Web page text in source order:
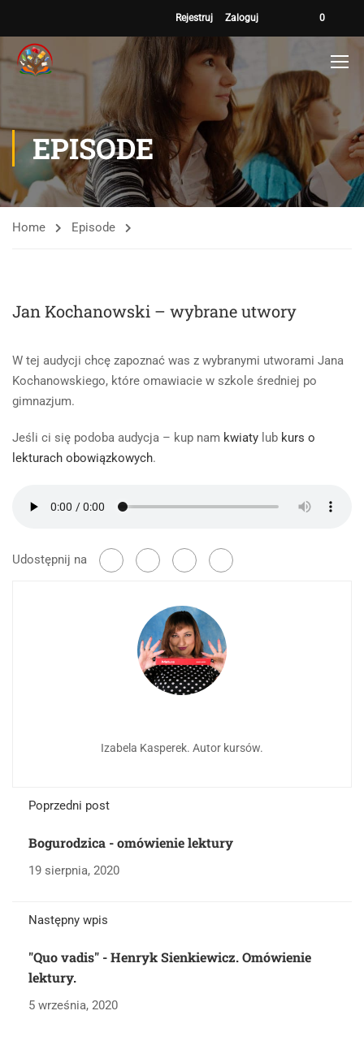
Rejestruj Zaloguj 0
EPISODE
Home Episode
Jan Kochanowski – wybrane utwory
W tej audycji chcę zapoznać was z wybranymi utworami Jana
Kochanowskiego, które omawiacie w szkole średniej po
gimnazjum.
Jeśli ci się podoba audycja – kup nam kwiaty lub kurs o
lekturach obowiązkowych.
Udostępnij na
Izabela Kasperek. Autor kursów.
Poprzedni post
Bogurodzica - omówienie lektury
19 sierpnia, 2020
Następny wpis
"Quo vadis" - Henryk Sienkiewicz. Omówienie
lektury.
5 września, 2020